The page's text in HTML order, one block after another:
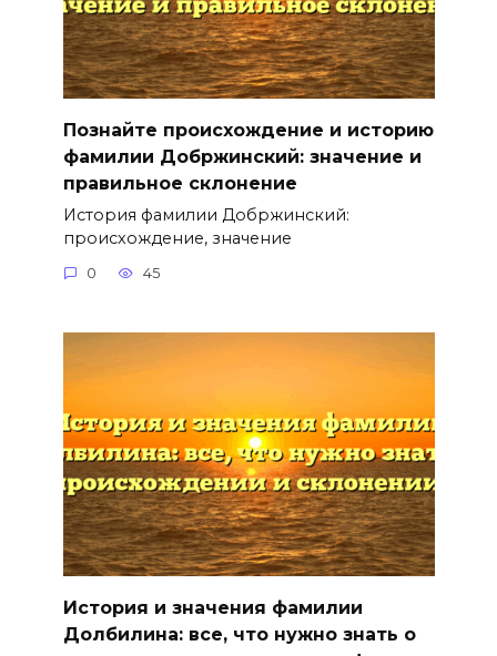
Познайте происхождение и историю
фамилии Добржинский: значение и
правильное склонение
История фамилии Добржинский:
происхождение, значение
0 45
История и значения фамилии
Долбилина: все, что нужно знать о